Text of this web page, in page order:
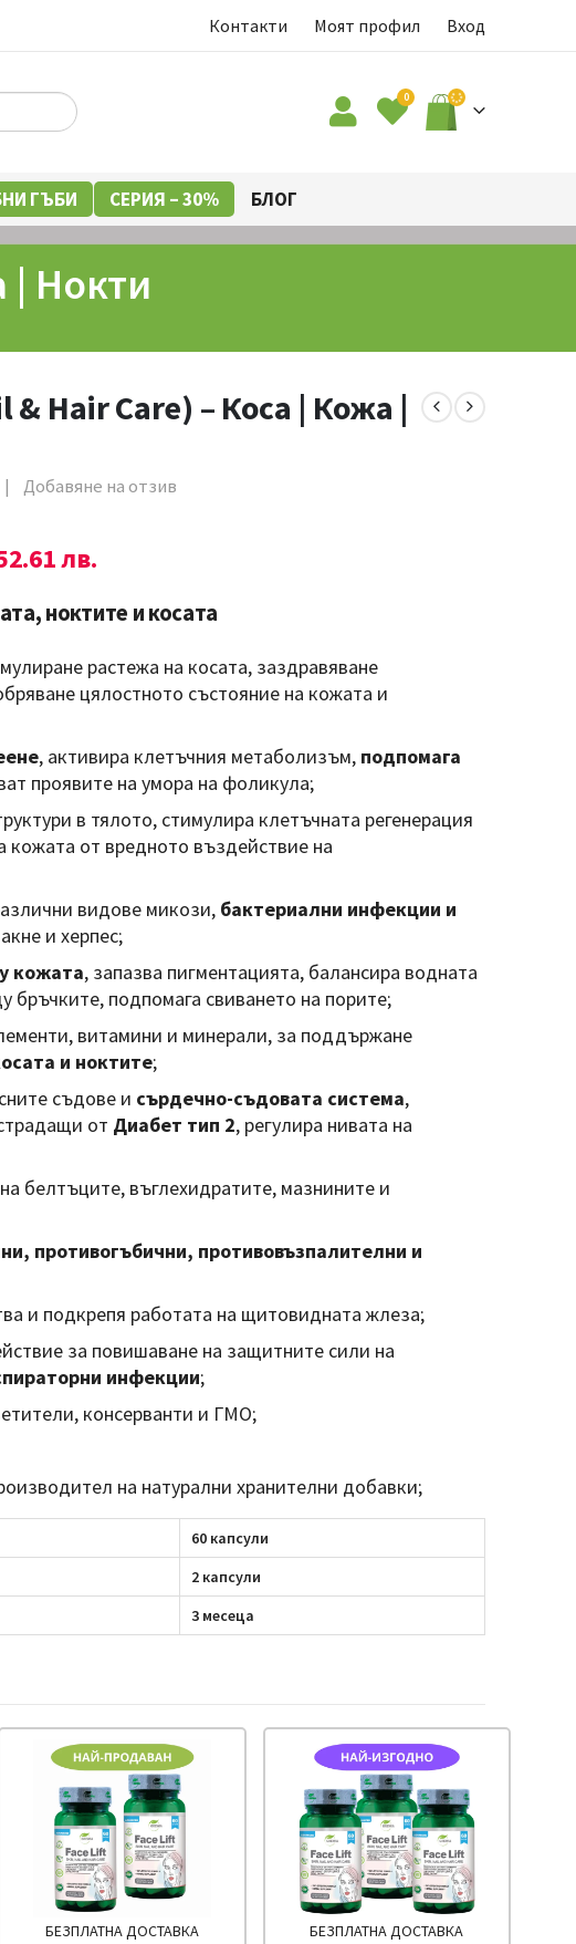
Контакти Моят профил Вход
0
ГЪБИ СЕРИЯ – 30% БЛОГ
| Нокти
& Hair Care) – Коса | Кожа |
| Добавяне на отзив
лв.
ноктите и косата
растежа на косата, заздравяване
цялостното състояние на кожата и
, активира клетъчния метаболизъм, подпомага
проявите на умора на фоликула;
в тялото, стимулира клетъчната регенерация
кожата от вредното въздействие на
видове микози, бактериални инфекции и
и херпес;
кожата, запазва пигментацията, балансира водната
бръчките, подпомага свиването на порите;
витамини и минерали, за поддържане
и ноктите;
съдове и сърдечно-съдовата система,
от Диабет тип 2, регулира нивата на
белтъците, въглехидратите, мазнините и
противогъбични, противовъзпалителни и
и подкрепя работата на щитовидната жлеза;
за повишаване на защитните сили на
инфекции;
консерванти и ГМО;
на натурални хранителни добавки;
60 капсули
2 капсули
3 месеца
БЕЗПЛАТНА ДОСТАВКА БЕЗПЛАТНА ДОСТАВКА